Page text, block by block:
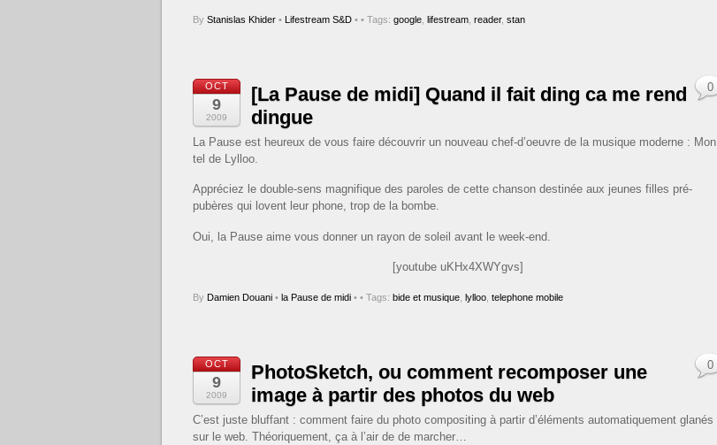
By Stanislas Khider • Lifestream S&D • • Tags: google lifestream reader, stan
OCT
9
2009
[La Pause de midi] Quand il fait ding ca me rend
dingue
La Pause est heureux de vous faire découvrir un nouveau chef-d’oeuvre de la musique moderne : Mon
tel de Lylloo.
Appréciez le double-sens magnifique des paroles de cette chanson destinée aux jeunes filles pré-
pubères qui lovent leur phone, trop de la bombe.
Oui, la Pause aime vous donner un rayon de soleil avant le week-end.
[youtube uKHx4XWYgvs]
By Damien Douani • la Pause de midi •
0
• Tags: bide et musique lylloo telephone mobile
OCT
9
2009
PhotoSketch, ou comment recomposer une
image à partir des photos du web
C’est juste bluffant : comment faire du photo compositing à partir d’éléments automatiquement glanés
sur le web. Théoriquement, ça à l’air de de marcher…
0